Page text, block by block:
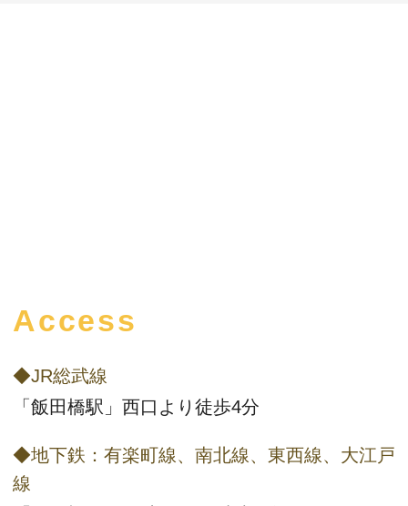
Access
◆JR総武線
「飯田橋駅」西口より徒歩4分
◆地下鉄：有楽町線、南北線、東西線、大江戸
線